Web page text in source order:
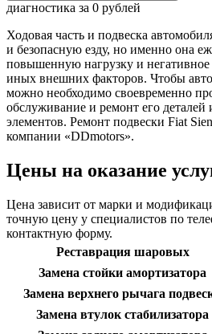
диагностика за 0 рублей
Ходовая часть и подвеска
и безопасную езду, но именно она
повышенную нагрузку и негативное
иных внешних факторов. Чтобы
можно необходимо своевременно
обслуживание и ремонт его деталей
элементов. Ремонт подвески Fiat
компании «DDmotors».
Цены на оказание
Цена зависит от марки и
точную цену у специалистов по
контактную форму.
Реставрация шаровых
Замена стойки амортизатора
Замена верхнего рычага
Замена втулок стабилизатора